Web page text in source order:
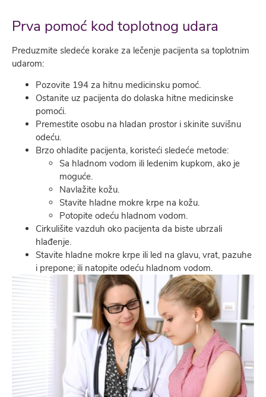
Prva pomoć kod toplotnog udara
Preduzmite sledeće korake za lečenje pacijenta sa toplotnim
udarom:
Pozovite 194 za hitnu medicinsku pomoć.
Ostanite uz pacijenta do dolaska hitne medicinske
pomoći.
Premestite osobu na hladan prostor i skinite suvišnu
odeću.
Brzo ohladite pacijenta, koristeći sledeće metode:
Sa hladnom vodom ili ledenim kupkom, ako je
moguće.
Navlažite kožu.
Stavite hladne mokre krpe na kožu.
Potopite odeću hladnom vodom.
Cirkulišite vazduh oko pacijenta da biste ubrzali
hlađenje.
Stavite hladne mokre krpe ili led na glavu, vrat, pazuhe
i prepone; ili natopite odeću hladnom vodom.